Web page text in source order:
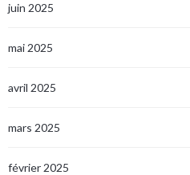
juin 2025
mai 2025
avril 2025
mars 2025
février 2025